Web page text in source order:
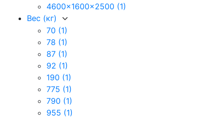
4600x1600x2500 (1)
Вес (кг)
70 (1)
78 (1)
87 (1)
92 (1)
190 (1)
775 (1)
790 (1)
955 (1)